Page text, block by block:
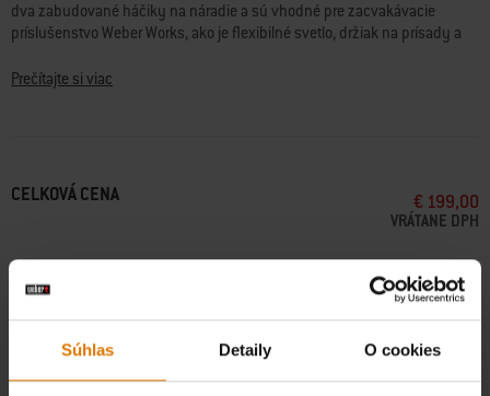
Súhlas Detaily O cookies
dva zabudované háčiky na náradie a sú vhodné pre zacvakávacie
príslušenstvo Weber Works, ako je flexibilné svetlo, držiak na prísady a
prírodných živlov v skrinke a na otvorenej polici nad ňou. Blokovacie
• Umiestní gril do najvhodnejšej výšky na grilovanie
• Dva ďalšie integrované háčiky na náradie na bočných koľajniciach
• Bočné koľajnice sú vhodné pre zacvakávacie príslušenstvo Weber
Works (predávané samostatne)
• Blokovacie kolieska umožňujú ľahký pohyb v priestore
Prečítajte si viac
CELKOVÁ CENA € 199,00
VRÁTANE DPH